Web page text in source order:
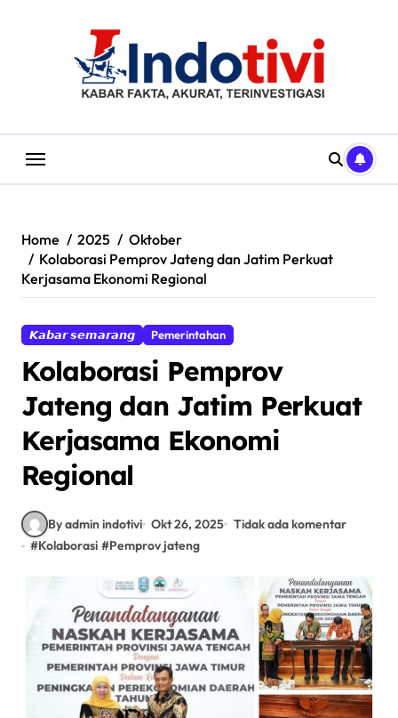
Home 2025
Oktober
Kolaborasi Pemprov Jateng dan Jatim Perkuat
Kerjasama Ekonomi Regional
𝙆𝙖𝙗𝙖𝙧 𝙨𝙚𝙢𝙖𝙧𝙖𝙣𝙜 Pemerintahan
Kolaborasi Pemprov
Jateng dan Jatim Perkuat
Kerjasama Ekonomi
Regional
By admin indotivi Okt 26, 2025 Tidak ada komentar
#Kolaborasi #Pemprov jateng